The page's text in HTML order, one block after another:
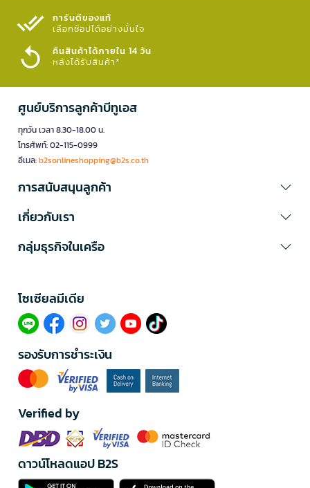
การันตีของแท้
เลือกช้อปได้อย่างมั่นใจ​
คืนสินค้าได้ภายใน 14 วัน
หลังได้รับสินค้า*
ศูนย์บริการลูกค้าบีทูเอส
ทุกวัน เวลา 8.30-18.00 น.
โทรศัพท์: 02-115-0999
อีเมล:b2sonlineshopping@b2s.co.th
การสนับสนุนลูกค้า
เกี่ยวกับเรา
กลุ่มธุรกิจในเครือ
โซเซียลมีเดีย​
รองรับการชำระเงิน
Verified by
ดาวน์โหลดแอป B2S